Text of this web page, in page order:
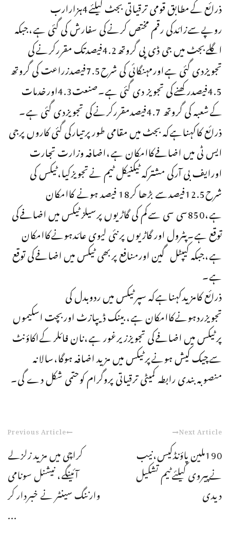
ذرائع کےمطابق قومی ترقیاتی بجٹ کیلئے4ہزارارب
روپےسےزائدکی رقم مختص کرنےکی سفارش کی گئی ہے،جبکہ
اگلےبجٹ میں جی ڈی پی گروتھ4.2فیصدتک مقررکرنےکی
تجویزدی گئی ہےاورمہنگائی کی شرح7.5فیصدزراعت کی گروتھ
4.5فیصدرکھنےکی تجویز دی گئی ہے۔صنعت4.3اورخدمات
کےشعبہ کی گروتھ 4.7فیصدمقررکرنےکی تجویزدی گئی ہے۔
ذرائع کاکہناہےکہ بجٹ میں مقامی طورپرتیارکی گئی کاروں پرجی
ایس ٹی میں اضافےکاامکان ہے،اضافہ وزارت تجارت
اورایف بی آرکی مشترکہ ٹیکنیکل ٹیم نےتجویزکیا،ٹیکس کی
شرح12.5فیصدسے بڑھا کر18 فیصد ہونے کاامکان
ہے،850سی سی سےکم کی گاڑیوں پرسیلزٹیکس میں اضافےکی
توقع ہے۔پٹرول اور گاڑیوں پرنئی لیوی عائدہونےکاامکان
ہے،جبکہ کیپٹل گین اورمنافع پربھی ٹیکس میں اضافےکی توقع
ہے۔
ذرائع کامزیدکہناہےکہ سپرٹیکس میں ردوبدل کی
تجویزردہونےکاامکان ہے، بینک ڈیپازٹ اوربچت اسکیموں
پرٹیکس میں اضافےکی تجویززیرغور ہے،نان فائلر کےاکاؤنٹ
سےچیک کیش ہونےپرٹیکس میں مزید اضافہ ہوگا،سالانہ
منصوبہ بندی رابطہ کمیٹی ترقیاتی پروگرام کوحتمی شکل دے گی۔
Previous Article
کراچی میں مزید زلزلے
آئینگے، نیشنل سونامی
وارننگ سینٹر نے خبردار کر
...
Next Article
190ملین پاؤنڈکیس،نیب
نےپیروی کیلئےٹیم تشکیل
دیدی